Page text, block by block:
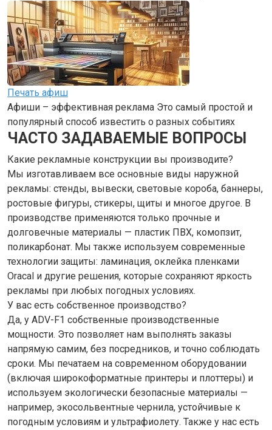
Печать афиш
Афиши – эффективная реклама Это самый простой и
популярный способ известить о разных событиях
ЧАСТО ЗАДАВАЕМЫЕ ВОПРОСЫ
Какие рекламные конструкции вы производите?
Мы изготавливаем все основные виды наружной
рекламы: стенды, вывески, световые короба, баннеры,
ростовые фигуры, стикеры, щиты и многое другое. В
производстве применяются только прочные и
долговечные материалы — пластик ПВХ, комопзит,
поликарбонат. Мы также используем современные
технологии защиты: ламинация, оклейка пленками
Oracal и другие решения, которые сохраняют яркость
рекламы при любых погодных условиях.
У вас есть собственное производство?
Да, у ADV-F1 собственные производственные
мощности. Это позволяет нам выполнять заказы
напрямую самим, без посредников, и точно соблюдать
сроки. Мы печатаем на современном оборудовании
(включая широкоформатные принтеры и плоттеры) и
используем экологически безопасные материалы —
например, экосольвентные чернила, устойчивые к
погодным условиям и ультрафиолету. Также у нас есть